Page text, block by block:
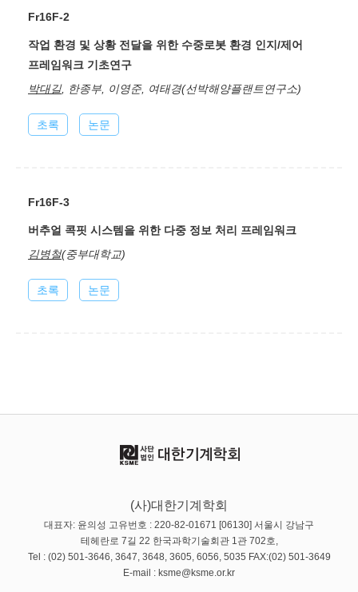
Fr16F-2
작업 환경 및 상황 전달을 위한 수중로봇 환경 인지/제어
프레임워크 기초연구
박대길, 한종부, 이영준, 여태경(선박해양플랜트연구소)
초록 논문
Fr16F-3
버추얼 콕핏 시스템을 위한 다중 정보 처리 프레임워크
김병철(중부대학교)
초록 논문
(사)대한기계학회
대표자: 윤의성 고유번호 : 220-82-01671 [06130] 서울시 강남구
테헤란로 7길 22 한국과학기술회관 1관 702호,
Tel : (02) 501-3646, 3647, 3648, 3605, 6056, 5035 FAX:(02) 501-3649
E-mail : ksme@ksme.or.kr